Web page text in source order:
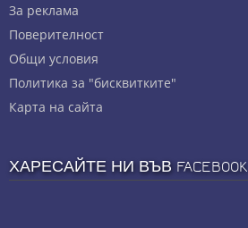
За реклама
Πoвepитeлнocт
Общи условия
Политика за "бисквитките"
Карта на сайта
ХАРЕСАЙТЕ НИ ВЪВ FACEBOOK